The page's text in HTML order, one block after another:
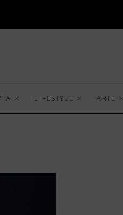
LIFESTYLE ARTE